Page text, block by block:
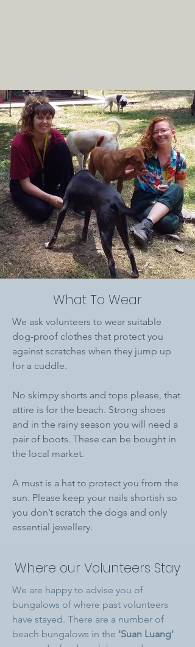
What To Wear
We ask volunteers to wear suitable
dog-proof clothes that protect you
against scratches when they jump up
for a cuddle.
No skimpy shorts and tops please, that
attire is for the beach. Strong shoes
and in the rainy season you will need a
pair of boots. These can be bought in
the local market.
A must is a hat to protect you from the
sun. Please keep your nails shortish so
you don’t scratch the dogs and only
essential jewellery.
Where our Volunteers Stay
We are happy to advise you of
bungalows of where past volunteers
have stayed. There are a number of
beach bungalows in the 'Suan Luang'